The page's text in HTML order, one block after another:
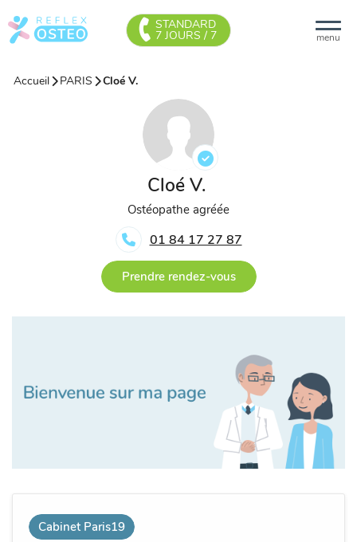
menu
STANDARD
7 JOURS / 7
Accueil PARIS Cloé V.
Cloé V.
Ostéopathe agréée
01 84 17 27 87
Prendre rendez-vous
Cabinet Paris19